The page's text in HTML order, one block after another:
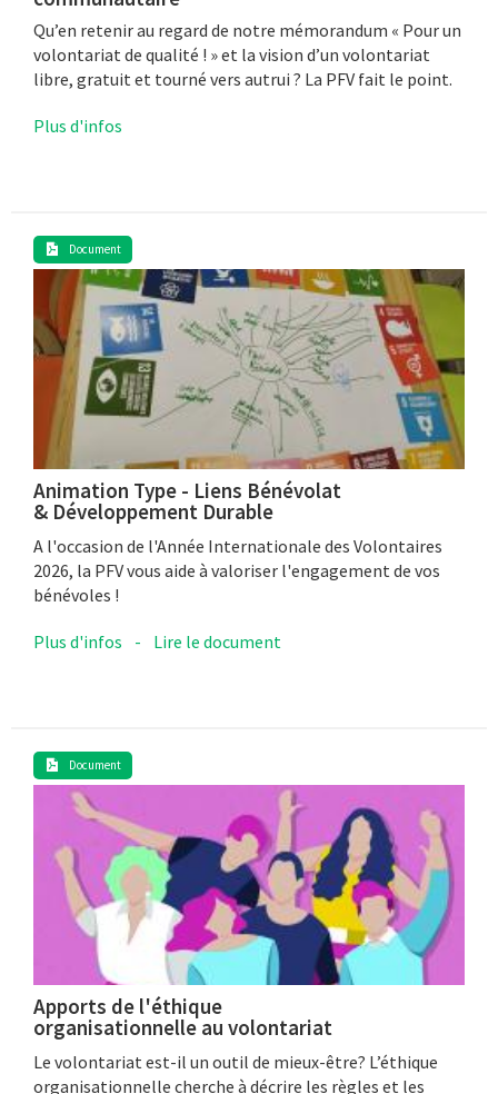
Qu’en retenir au regard de notre mémorandum « Pour un
volontariat de qualité ! » et la vision d’un volontariat
libre, gratuit et tourné vers autrui ? La PFV fait le point.
Plus d'infos
Document
Animation Type - Liens Bénévolat
& Développement Durable
A l'occasion de l'Année Internationale des Volontaires
2026, la PFV vous aide à valoriser l'engagement de vos
bénévoles !
Plus d'infos - Lire le document
Document
Apports de l'éthique
organisationnelle au volontariat
Le volontariat est-il un outil de mieux-être? L’éthique
organisationnelle cherche à décrire les règles et les